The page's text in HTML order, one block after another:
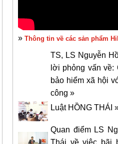
» Thông tin về các sản phẩm
TS, LS Nguyễn
lời phỏng vấn về:
bảo hiểm xã hội
công »
Luật HỒNG THÁI
Quan điểm LS
Thái về việc bãi